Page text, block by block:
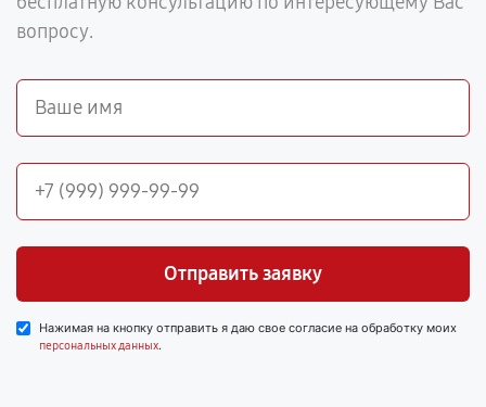
вопросу.
Отправить заявку
Нажимая на кнопку отправить я даю свое согласие на обработку моих
персональных данных.